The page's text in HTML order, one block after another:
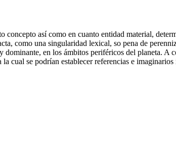
concepto así como en cuanto entidad material,
como una singularidad lexical, so pena de
en los ámbitos periféricos del planeta. A
cual se podrían establecer referencias e imaginarios